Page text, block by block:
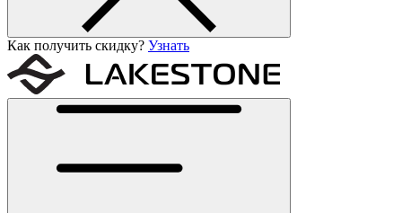
Как получить скидку? Узнать